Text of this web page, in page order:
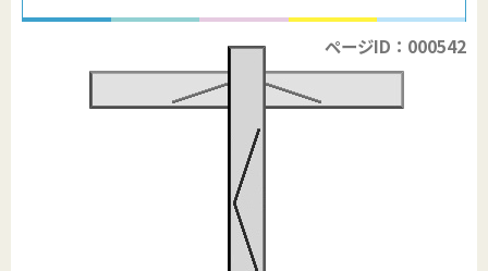
ページID：000542